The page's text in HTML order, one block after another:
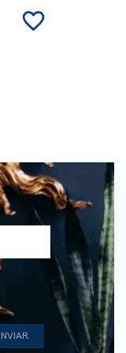
favorite_border